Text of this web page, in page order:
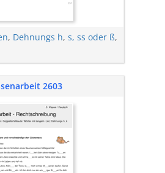
, Dehnungs h, s, ss oder ß,
2603